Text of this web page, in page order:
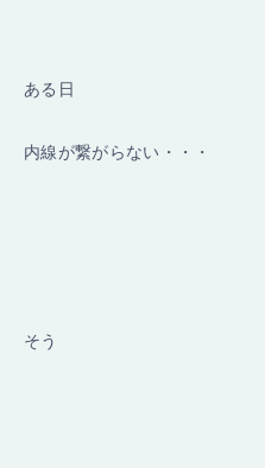
ある日
内線が繋がらない・・・
そう